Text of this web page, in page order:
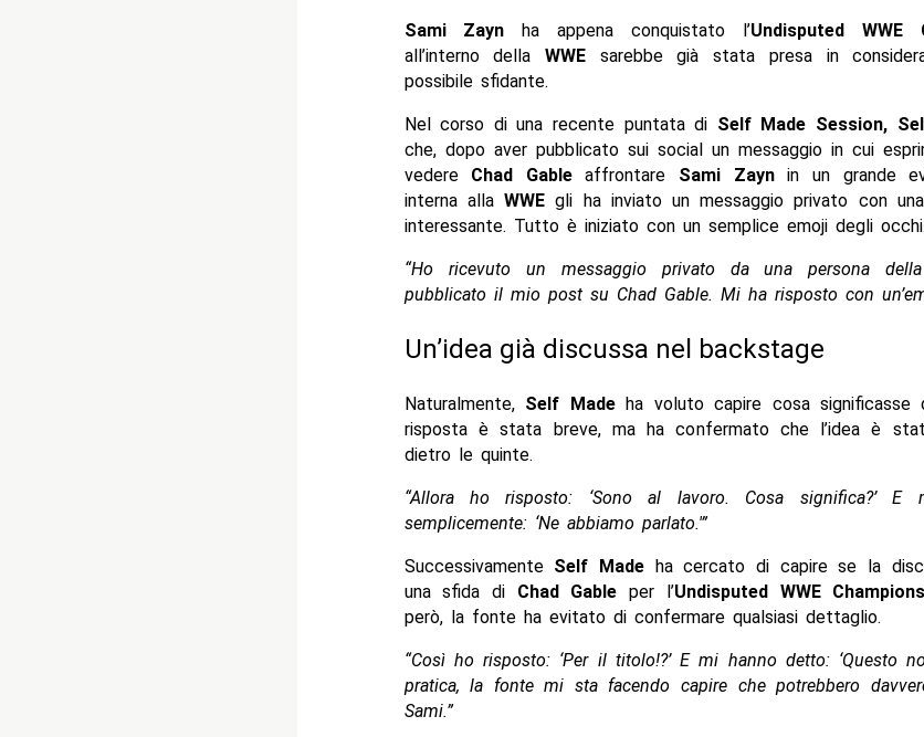
Sami Zayn ha appena conquistato l’Undisputed WWE
all’interno della WWEsarebbe già stata presa in
possibile sfidante.
Nel corso di una recente puntata di Self Made Session,
che, dopo aver pubblicato sui social un messaggio in cui
vedere Chad Gableaffrontare Sami Zaynin un grande
interna allaWWE gli ha inviato un messaggio privato con
interessante. Tutto è iniziato con un semplice emoji degli occhi.
“Ho ricevuto un messaggio privato da una persona
pubblicato il mio post su Chad Gable. Mi ha risposto con
Un’idea già discussa nel backstage
Naturalmente, Self Madeha voluto capire cosa significasse
risposta è stata breve, ma ha confermato che l’idea è
dietro le quinte.
“Allora ho risposto: ‘Sono al lavoro. Cosa significa?’ E
semplicemente: ‘Ne abbiamo parlato.'”
Successivamente Self Madeha cercato di capire se la
una sfida di Chad Gable per l’Undisputed WWE
però, la fonte ha evitato di confermare qualsiasi dettaglio.
“Così ho risposto: ‘Per il titolo!?’ E mi hanno detto: ‘Questo
pratica, la fonte mi sta facendo capire che potrebbero
Sami.”